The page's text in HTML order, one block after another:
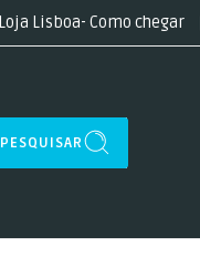
Loja Lisboa- Como chegar
PESQUISAR